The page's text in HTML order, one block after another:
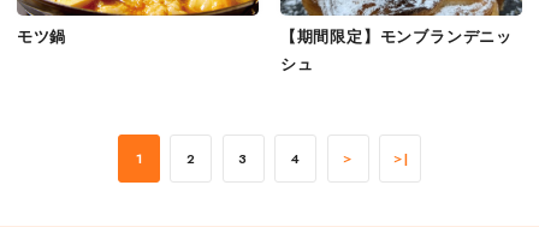
モツ鍋
【期間限定】モンブランデニッ
シュ
1 2 3 4 ＞ ＞|